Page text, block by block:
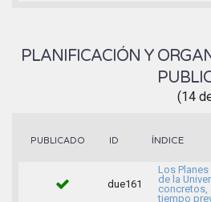
PLANIFICACIÓN Y
(14
PUBLICADO ID ÍNDICE
due161
Los
de la
concretos,
tiempo